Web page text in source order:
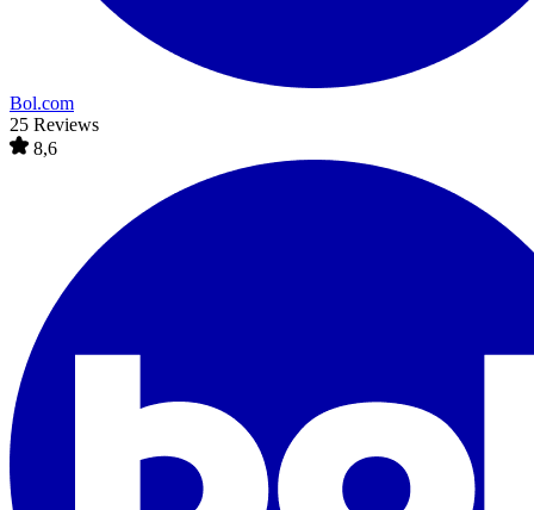
Bol.com
25 Reviews
8,6